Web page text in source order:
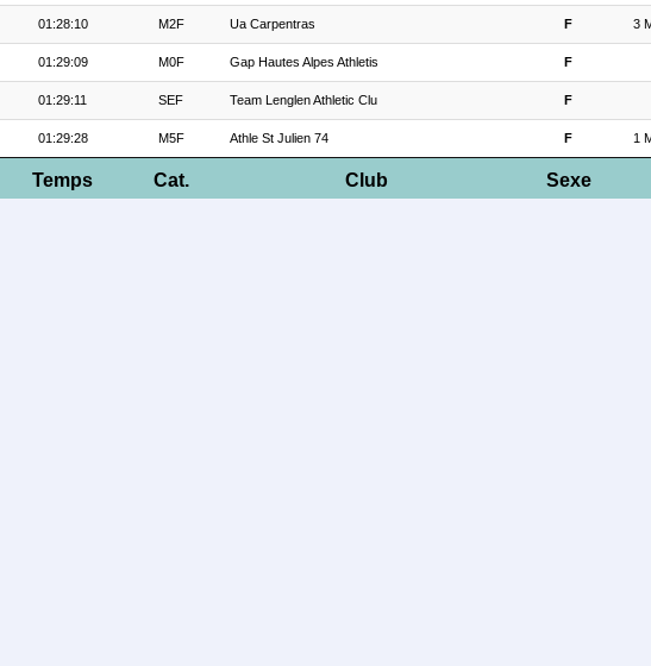
Temps Cat. Club Sexe
01:28:10 M2F Ua Carpentras F 3
01:29:09 M0F Gap Hautes Alpes Athletis F
01:29:11 SEF Team Lenglen Athletic Clu F
01:29:28 M5F Athle St Julien 74 F 1